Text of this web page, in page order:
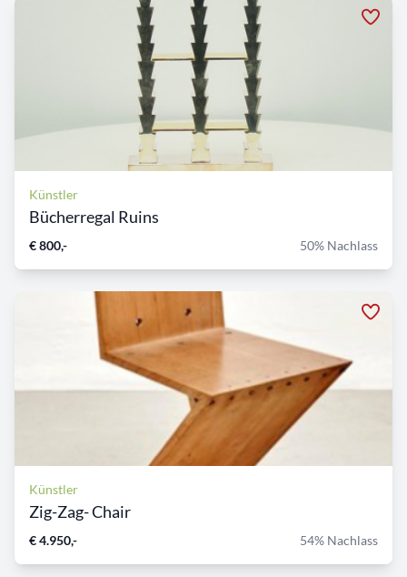
Künstler
Bücherregal Ruins
€ 800,- 50% Nachlass
Künstler
Zig-Zag- Chair
€ 4.950,- 54% Nachlass